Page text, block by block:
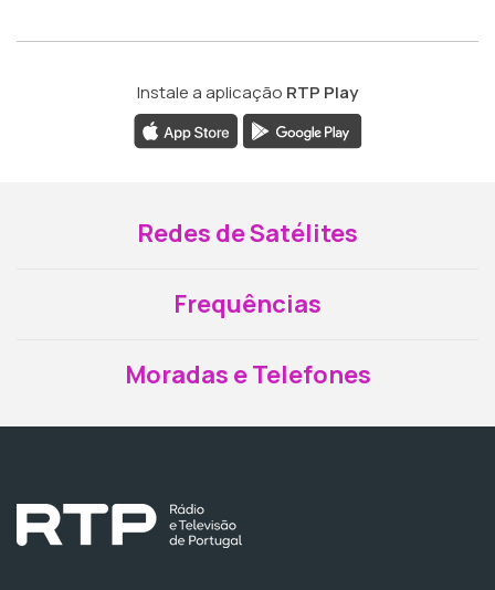
Instale a aplicação RTP Play
Redes de Satélites
Frequências
Moradas e Telefones